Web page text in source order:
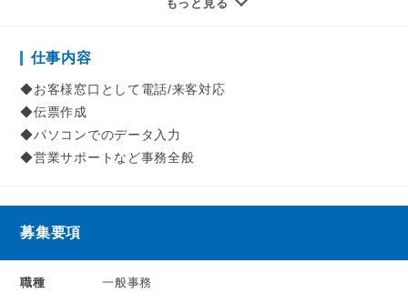
あなたには、当社のきめ細やかなサービスを支える事務とし
て、
そして地域の皆さまと当社を繋ぐ窓口として、
腰を据えて活躍してほしいと思ってます。
もっと見る
仕事内容
◆お客様窓口として電話/来客対応
◆伝票作成
◆パソコンでのデータ入力
◆営業サポートなど事務全般
募集要項
職種 一般事務